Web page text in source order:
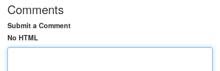
Comments
Submit a Comment
No HTML